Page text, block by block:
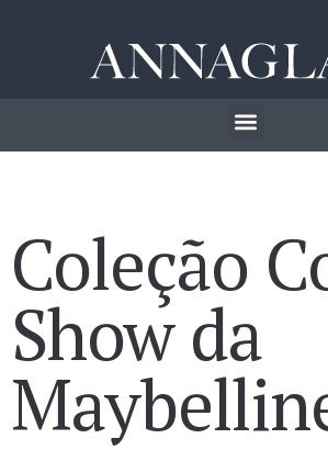
Coleção
Show da